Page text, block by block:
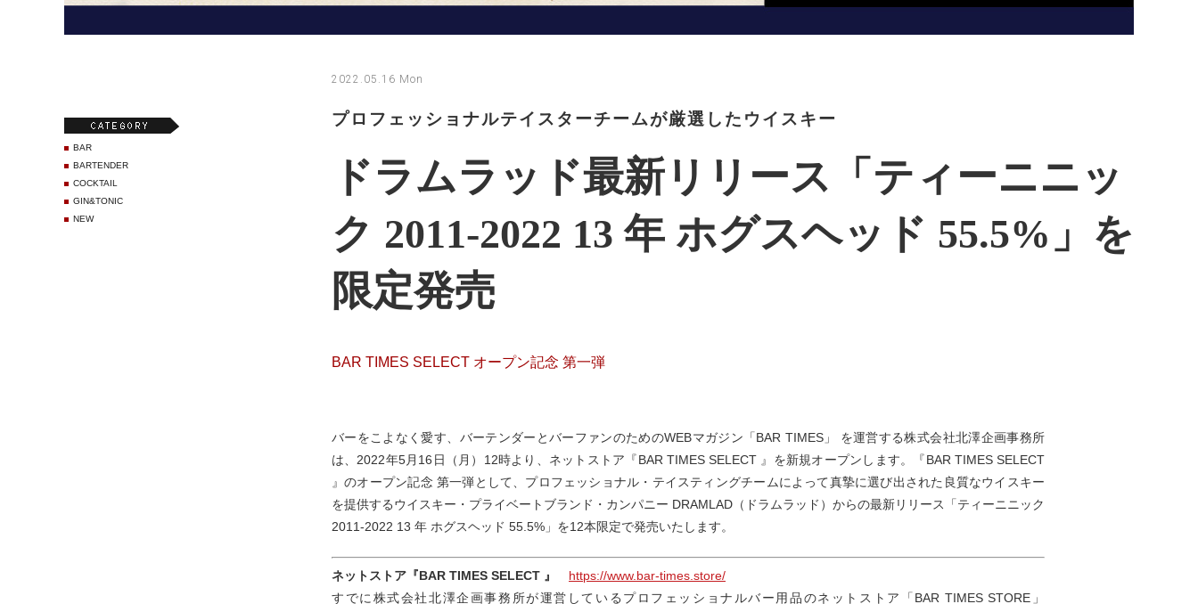
2022.05.16 Mon
プロフェッショナルテイスターチームが厳選したウイスキー
ドラムラッド最新リリース「ティーニニッ
ク 2011-2022 13 年 ホグスヘッド 55.5%」を
限定発売
BAR TIMES SELECT オープン記念 第一弾
バーをこよなく愛す、バーテンダーとバーファンのためのWEBマガジン「BAR TIMES」 を運営する株式会社北澤企画事務所
は、2022年5月16日（月）12時より、ネットストア『BAR TIMES SELECT 』を新規オープンします。『BAR TIMES SELECT
』のオープン記念 第一弾として、プロフェッショナル・テイスティングチームによって真摯に選び出された良質なウイスキー
を提供するウイスキー・プライベートブランド・カンパニー DRAMLAD（ドラムラッド）からの最新リリース「ティーニニック
2011-2022 13 年 ホグスヘッド 55.5%」を12本限定で発売いたします。
ネットストア『BAR TIMES SELECT 』
https://www.bar-times.store/
すでに株式会社北澤企画事務所が運営しているプロフェッショナルバー用品のネットストア「BAR TIMES STORE」
BAR
BARTENDER
COCKTAIL
GIN&TONIC
NEW